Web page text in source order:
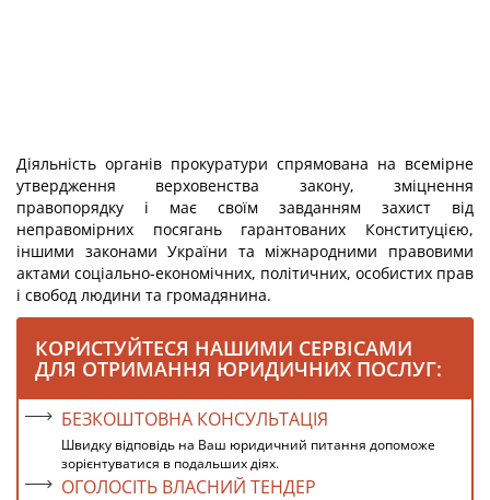
Діяльність органів прокуратури спрямована на всемірне
утвердження верховенства закону, зміцнення
правопорядку і має своїм завданням захист від
неправомірних посягань гарантованих Конституцією,
іншими законами України та міжнародними правовими
актами соціально-економічних, політичних, особистих прав
і свобод людини та громадянина.
КОРИСТУЙТЕСЯ НАШИМИ СЕРВІСАМИ
ДЛЯ ОТРИМАННЯ ЮРИДИЧНИХ ПОСЛУГ:
БЕЗКОШТОВНА КОНСУЛЬТАЦІЯ
Швидку відповідь на Ваш юридичний питання допоможе
зорієнтуватися в подальших діях.
ОГОЛОСІТЬ ВЛАСНИЙ ТЕНДЕР